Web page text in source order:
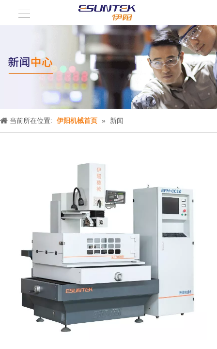
当前所在位置: 伊阳机械首页 » 新闻